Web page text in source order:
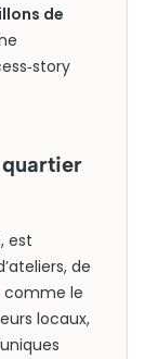
de
est
de
comme le
locaux,